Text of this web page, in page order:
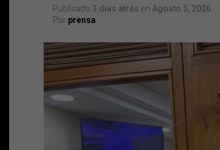
Publicado 3 días atrás en Agosto 5, 2026
Por prensa